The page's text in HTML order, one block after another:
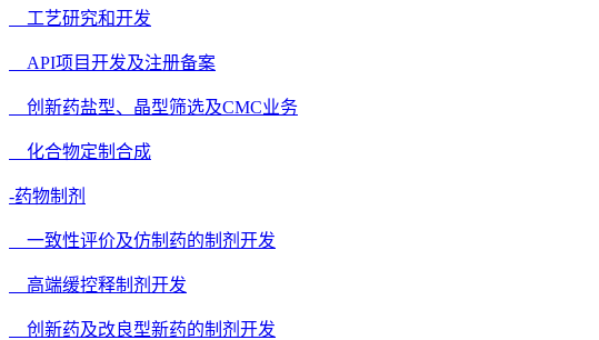
工艺研究和开发
API项目开发及注册备案
创新药盐型、晶型筛选及CMC业务
化合物定制合成
-药物制剂
一致性评价及仿制药的制剂开发
高端缓控释制剂开发
创新药及改良型新药的制剂开发